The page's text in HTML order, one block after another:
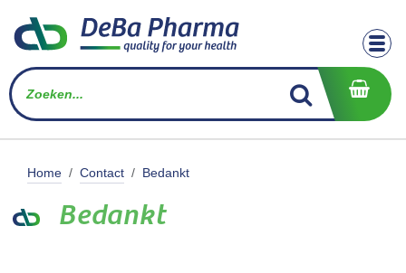
Home Contact Bedankt
Bedankt